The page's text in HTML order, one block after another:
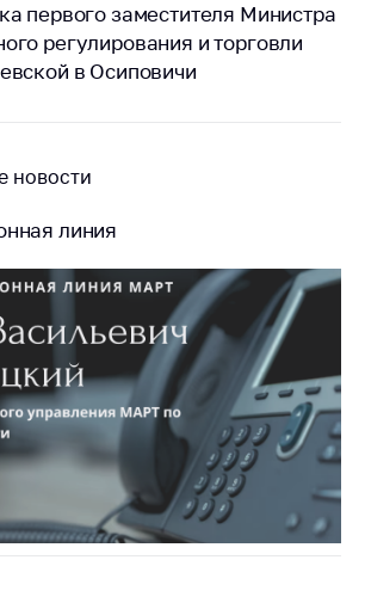
и
условий
по
торговли,
первого заместителя Министра
регулирования и торговли
в Осиповичи
новости
линия